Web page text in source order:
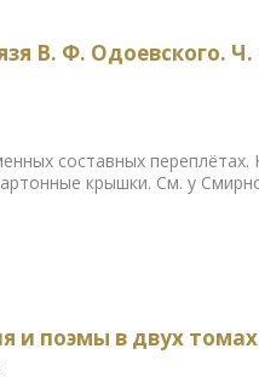
В. Ф. Одоевского. Ч.
составных
крышки. См. у
и поэмы в двух томах